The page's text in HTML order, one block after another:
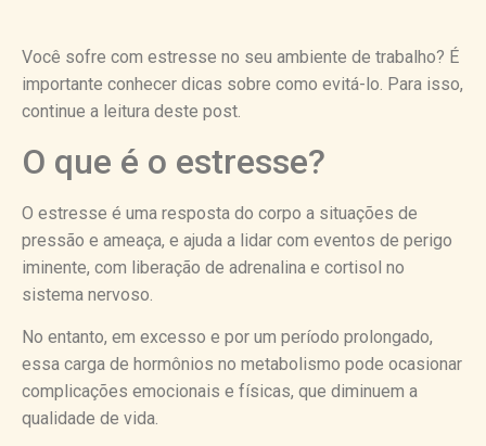
Você sofre com estresse no seu ambiente de trabalho? É
importante conhecer dicas sobre como evitá-lo. Para isso,
continue a leitura deste post.
O que é o estresse?
O estresse é uma resposta do corpo a situações de
pressão e ameaça, e ajuda a lidar com eventos de perigo
iminente, com liberação de adrenalina e cortisol no
sistema nervoso.
No entanto, em excesso e por um período prolongado,
essa carga de hormônios no metabolismo pode ocasionar
complicações emocionais e físicas, que diminuem a
qualidade de vida.